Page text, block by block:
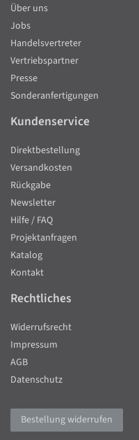
Über uns
Jobs
Handelsvertreter
Vertriebspartner
Presse
Sonderanfertigungen
Kundenservice
Direktbestellung
Versandkosten
Rückgabe
Newsletter
Hilfe / FAQ
Projektanfragen
Katalog
Kontakt
Rechtliches
Widerrufsrecht
Impressum
AGB
Datenschutz
Bestellung widerrufen